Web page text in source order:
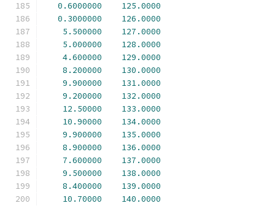
0.6000000
125.0000
0.3000000
126.0000
5.500000
127.0000
5.000000
128.0000
4.600000
129.0000
8.200000
130.0000
9.900000
131.0000
9.200000
132.0000
12.50000
133.0000
10.90000
134.0000
9.900000
135.0000
8.900000
136.0000
7.600000
137.0000
9.500000
138.0000
8.400000
139.0000
10.70000
140.0000